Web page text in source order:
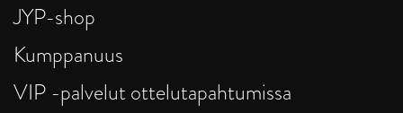
JYP-shop
Kumppanuus
VIP -palvelut ottelutapahtumissa